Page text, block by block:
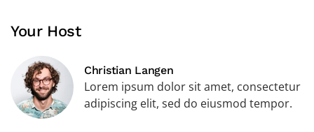
Your Host
Christian Langen
Lorem ipsum dolor sit amet, consectetur
adipiscing elit, sed do eiusmod tempor.